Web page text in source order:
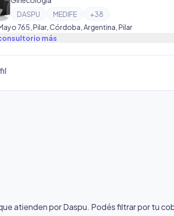
DASPU
MEDIFE +38
765, Pilar, Córdoba, Argentina, Pilar
más
atienden por Daspu. Podés filtrar por tu